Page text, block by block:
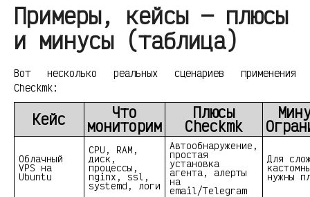
Примеры, кейсы — плюсы
и минусы (таблица)
Вот несколько реальных сценариев применения
Checkmk:
Кейс Что
мониторим
Плюсы
Checkmk
Облачный
VPS на
Ubuntu
CPU, RAM,
диск,
процессы,
nginx, ssl,
systemd, логи
Автообнаружение,
простая
установка
агента, алерты
на
email/Telegram
Для
нужны